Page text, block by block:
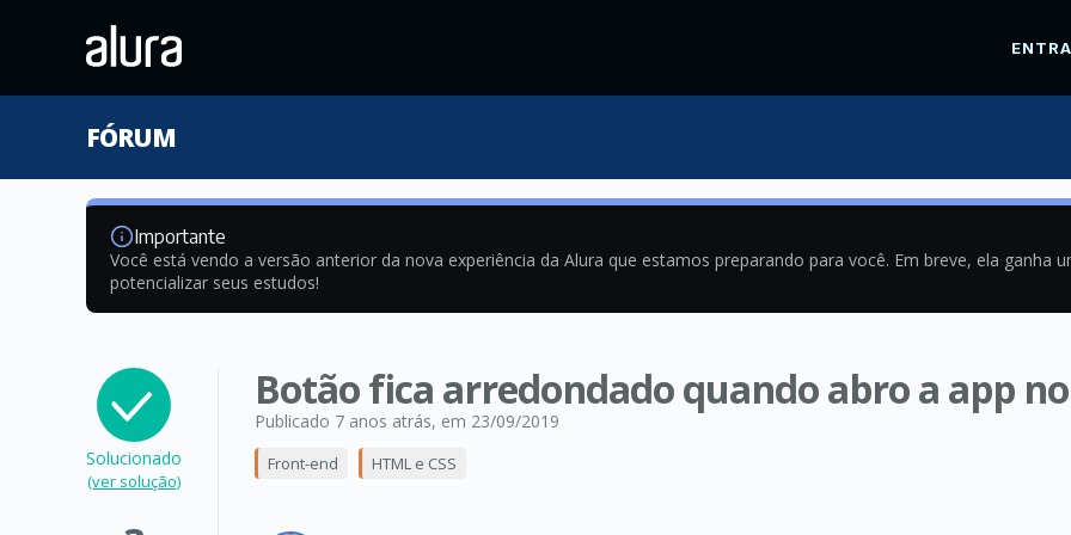
FÓRUM
Importante
Você está vendo a versão anterior da nova experiência da Alura que estamos preparando para você. Em breve, ela ganha
potencializar seus estudos!
Solucionado
(ver solução)
Botão fica arredondado quando abro a app
Publicado 7 anos atrás, em 23/09/2019
Front-end HTML e CSS